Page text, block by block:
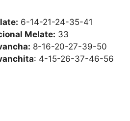
6-14-21-24-35-41
Melate: 33
8-16-20-27-39-50
: 4-15-26-37-46-56